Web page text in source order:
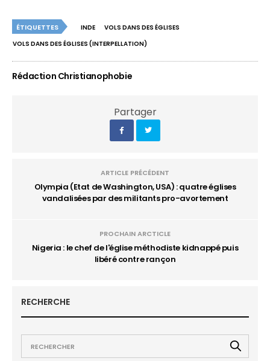
ÉTIQUETTES INDE
VOLS DANS DES ÉGLISES
VOLS DANS DES ÉGLISES (INTERPELLATION)
Rédaction Christianophobie
Partager
ARTICLE PRÉCÉDENT
Olympia (Etat de Washington, USA) : quatre églises
vandalisées par des militants pro-avortement
PROCHAIN ARCTICLE
Nigeria : le chef de l'église méthodiste kidnappé puis
libéré contre rançon
RECHERCHE